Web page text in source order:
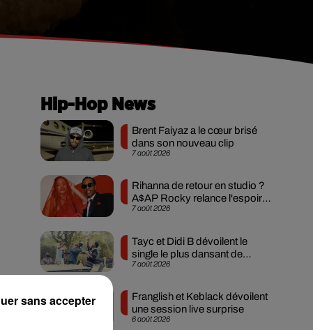
Hip-Hop News
7 août 2026
Brent Faiyaz a le cœur brisé
dans son nouveau clip
7 août 2026
Rihanna de retour en studio ?
A$AP Rocky relance l'espoir
des fans
7 août 2026
Tayc et Didi B dévoilent le
single le plus dansant de
l’année
6 août 2026
Franglish et Keblack dévoilent
une session live surprise
sans accepter